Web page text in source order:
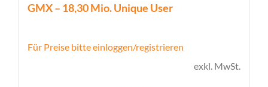
GMX – 18,30 Mio. Unique User
Für Preise bitte einloggen/registrieren
exkl. MwSt.